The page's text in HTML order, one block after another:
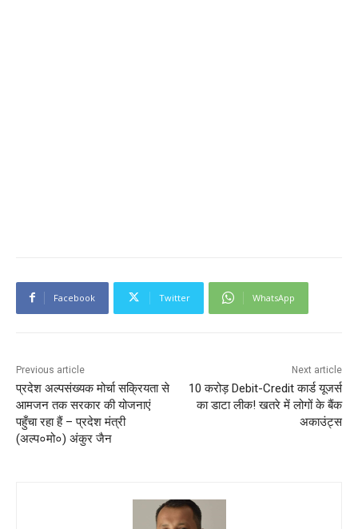
Facebook Twitter WhatsApp
Previous article
प्रदेश अल्पसंख्यक मोर्चा सक्रियता से
आमजन तक सरकार की योजनाएं
पहुँचा रहा हैं – प्रदेश मंत्री
(अल्प०मो०) अंकुर जैन
Next article
10 करोड़ Debit-Credit कार्ड यूजर्स
का डाटा लीक! खतरे में लोगों के बैंक
अकाउंट्स